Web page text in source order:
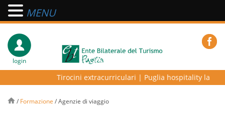
login
Tirocini extracurriculari|Puglia hospitality lab –
/ Formazione /Agenzie di viaggio
MENU